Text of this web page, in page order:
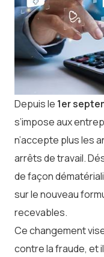
Depuis le 1er
s’impose aux
n’accepte plus les
arrêts de travail.
de façon
sur le nouveau
recevables.
Ce changement
contre la fraude, et